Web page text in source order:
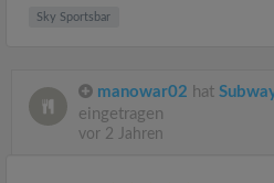
Sky Sportsbar
manowar02 hat
eingetragen
vor 2 Jahren